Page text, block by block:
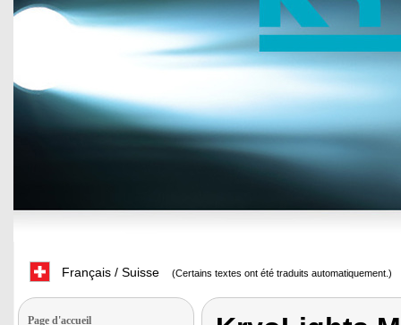
Français / Suisse (Certains textes ont été traduits automatiquement.)
Page d'accueil